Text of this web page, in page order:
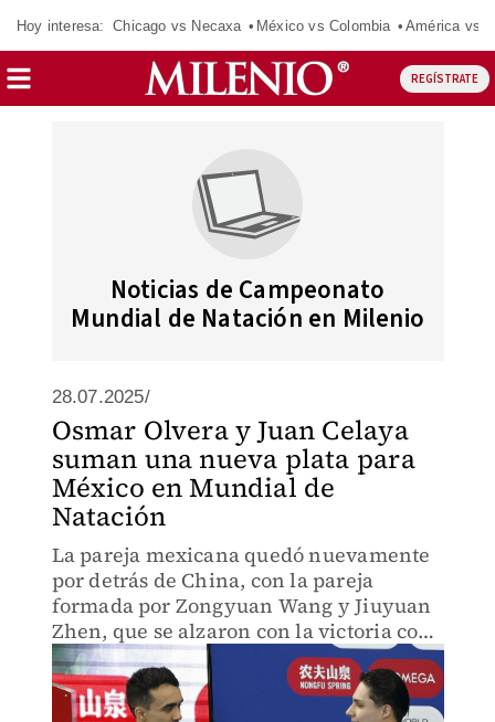
Hoy interesa: Chicago vs Necaxa México vs Colombia América vs
REGÍSTRATE
Noticias de Campeonato
Mundial de Natación en Milenio
28.07.2025/
Osmar Olvera y Juan Celaya
suman una nueva plata para
México en Mundial de
Natación
La pareja mexicana quedó nuevamente
por detrás de China, con la pareja
formada por Zongyuan Wang y Jiuyuan
Zhen, que se alzaron con la victoria con
un total de 467,31 puntos